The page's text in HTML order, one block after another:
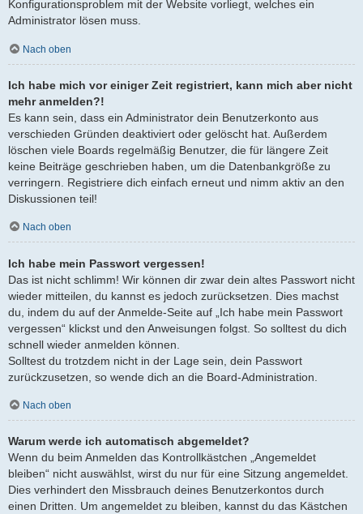
Konfigurationsproblem mit der Website vorliegt, welches ein
Administrator lösen muss.
Nach oben
Ich habe mich vor einiger Zeit registriert, kann mich aber nicht
mehr anmelden?!
Es kann sein, dass ein Administrator dein Benutzerkonto aus
verschieden Gründen deaktiviert oder gelöscht hat. Außerdem
löschen viele Boards regelmäßig Benutzer, die für längere Zeit
keine Beiträge geschrieben haben, um die Datenbankgröße zu
verringern. Registriere dich einfach erneut und nimm aktiv an den
Diskussionen teil!
Nach oben
Ich habe mein Passwort vergessen!
Das ist nicht schlimm! Wir können dir zwar dein altes Passwort nicht
wieder mitteilen, du kannst es jedoch zurücksetzen. Dies machst
du, indem du auf der Anmelde-Seite auf „Ich habe mein Passwort
vergessen“ klickst und den Anweisungen folgst. So solltest du dich
schnell wieder anmelden können.
Solltest du trotzdem nicht in der Lage sein, dein Passwort
zurückzusetzen, so wende dich an die Board-Administration.
Nach oben
Warum werde ich automatisch abgemeldet?
Wenn du beim Anmelden das Kontrollkästchen „Angemeldet
bleiben“ nicht auswählst, wirst du nur für eine Sitzung angemeldet.
Dies verhindert den Missbrauch deines Benutzerkontos durch
einen Dritten. Um angemeldet zu bleiben, kannst du das Kästchen